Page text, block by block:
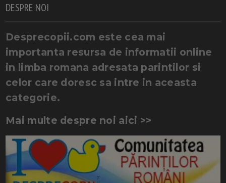
DESPRE NOI
Desprecopii.com este cea mai
importanta resursa de informatii online
in limba romana adresata parintilor si
celor care doresc sa intre in aceasta
categorie.
Mai multe despre noi aici >>